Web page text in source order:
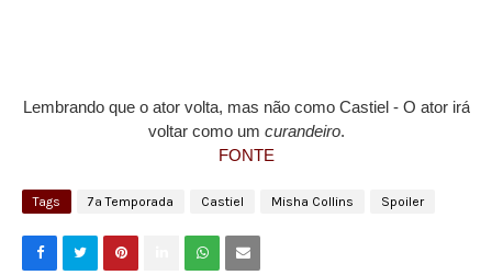
Lembrando que o ator volta, mas não como Castiel - O ator irá
voltar como um curandeiro.
FONTE
Tags 7ª Temporada Castiel Misha Collins Spoiler